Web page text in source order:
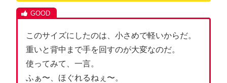
このサイズにしたのは、小さめで軽いからだ。
重いと背中まで手を回すのが大変なのだ。
使ってみて、一言。
ふぁ〜、ほぐれるねぇ〜。